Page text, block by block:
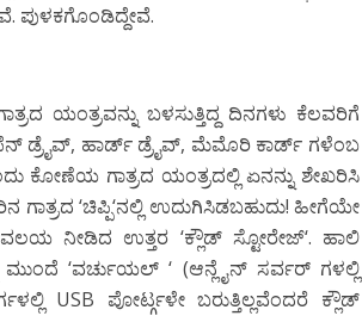
ಪುಳಕಗೊಂಡಿದ್ದೇವೆ.
ಯಂತ್ರವನ್ನು ಬಳಸುತ್ತಿದ್ದ ದಿನಗಳು ಕೆಲವರಿಗೆ
ಡ್ರೈವ್, ಹಾರ್ಡ್ ಡ್ರೈವ್, ಮೆಮೊರಿ ಕಾರ್ಡ್ ಗಳೆಂಬ
ಕೋಣೆಯ ಗಾತ್ರದ ಯಂತ್ರದಲ್ಲಿ ಏನನ್ನು ಶೇಖರಿಸಿ
ಗಾತ್ರದ ‘ಚಿಪ್ಪಿ‘ನಲ್ಲಿ ಉದುಗಿಸಿಡಬಹುದು! ಹೀಗೆಯೇ
ವಲಯ ನೀಡಿದ ಉತ್ತರ ‘ಕ್ಲೌಡ್ ಸ್ಟೋರೇಜ್‘. ಹಾಲಿ
ಮುಂದೆ ‘ವರ್ಚುಯಲ್‘ (ಆನ್ಲೈನ್ ಸರ್ವರ್ ಗಳಲ್ಲಿ
USB ಪೋರ್ಟ್ಗಳೇ ಬರುತ್ತಿಲ್ಲವೆಂದರೆ ಕ್ಲೌಡ್